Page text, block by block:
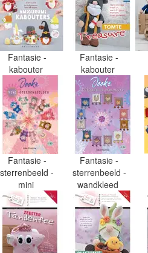
Fantasie -
kabouter
Fantasie -
kabouter
Fantasie -
sterrenbeeld -
mini
Fantasie -
sterrenbeeld -
wandkleed